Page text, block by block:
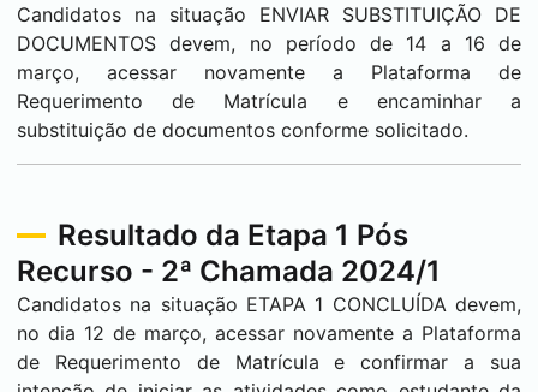
Candidatos na situação ENVIAR SUBSTITUIÇÃO DE
DOCUMENTOS devem, no período de 14 a 16 de
março, acessar novamente a Plataforma de
Requerimento de Matrícula e encaminhar a
substituição de documentos conforme solicitado.
Resultado da Etapa 1 Pós
Recurso - 2ª Chamada 2024/1
Candidatos na situação ETAPA 1 CONCLUÍDA devem,
no dia 12 de março, acessar novamente a Plataforma
de Requerimento de Matrícula e confirmar a sua